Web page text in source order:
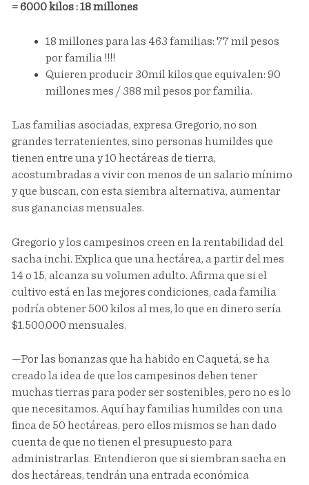
= 6000 kilos : 18 millones
18 millones para las 463 familias: 77 mil pesos
por familia !!!!
Quieren producir 30mil kilos que equivalen: 90
millones mes / 388 mil pesos por familia.
Las familias asociadas, expresa Gregorio, no son
grandes terratenientes, sino personas humildes que
tienen entre una y 10 hectáreas de tierra,
acostumbradas a vivir con menos de un salario mínimo
y que buscan, con esta siembra alternativa, aumentar
sus ganancias mensuales.
Gregorio y los campesinos creen en la rentabilidad del
sacha inchi. Explica que una hectárea, a partir del mes
14 o 15, alcanza su volumen adulto. Afirma que si el
cultivo está en las mejores condiciones, cada familia
podría obtener 500 kilos al mes, lo que en dinero sería
$1.500.000 mensuales.
—Por las bonanzas que ha habido en Caquetá, se ha
creado la idea de que los campesinos deben tener
muchas tierras para poder ser sostenibles, pero no es lo
que necesitamos. Aquí hay familias humildes con una
finca de 50 hectáreas, pero ellos mismos se han dado
cuenta de que no tienen el presupuesto para
administrarlas. Entendieron que si siembran sacha en
dos hectáreas, tendrán una entrada económica